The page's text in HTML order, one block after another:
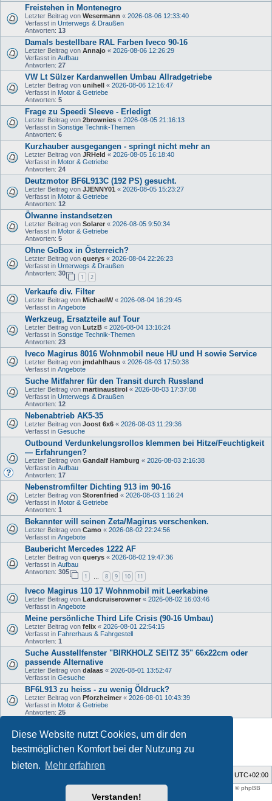
Diese Website nutzt Cookies, um dir den
bestmöglichen Komfort bei der Nutzung zu
bieten. Mehr erfahren
Verstanden!
Freistehen in Montenegro
Letzter Beitrag von Wesermann « 2026-08-06 12:33:40
Verfasst in Unterwegs & Draußen
Antworten: 13
Damals bestellbare RAL Farben Iveco 90-16
Letzter Beitrag von Annajo « 2026-08-06 12:26:29
Verfasst in Aufbau
Antworten: 27
VW Lt Sülzer Kardanwellen Umbau Allradgetriebe
Letzter Beitrag von unihell « 2026-08-06 12:16:47
Verfasst in Motor & Getriebe
Antworten: 5
Frage zu Speedi Sleeve - Erledigt
Letzter Beitrag von 2brownies « 2026-08-05 21:16:13
Verfasst in Sonstige Technik-Themen
Antworten: 6
Kurzhauber ausgegangen - springt nicht mehr an
Letzter Beitrag von JRHeld « 2026-08-05 16:18:40
Verfasst in Motor & Getriebe
Antworten: 24
Deutzmotor BF6L913C (192 PS) gesucht.
Letzter Beitrag von JJENNY01 « 2026-08-05 15:23:27
Verfasst in Motor & Getriebe
Antworten: 12
Ölwanne instandsetzen
Letzter Beitrag von Solarer « 2026-08-05 9:50:34
Verfasst in Motor & Getriebe
Antworten: 5
Ohne GoBox in Österreich?
Letzter Beitrag von querys « 2026-08-04 22:26:23
Verfasst in Unterwegs & Draußen
Antworten: 30
1 2
Verkaufe div. Filter
Letzter Beitrag von MichaelW« 2026-08-04 16:29:45
Verfasst in Angebote
Werkzeug, Ersatzteile auf Tour
Letzter Beitrag von LutzB « 2026-08-04 13:16:24
Verfasst in Sonstige Technik-Themen
Antworten: 23
Iveco Magirus 8016 Wohnmobil neue HU und H sowie Service
Letzter Beitrag von jmdahlhaus « 2026-08-03 17:50:38
Verfasst in Angebote
Suche Mitfahrer für den Transit durch Russland
Letzter Beitrag von martinaustirol « 2026-08-03 17:37:08
Verfasst in Unterwegs & Draußen
Antworten: 12
Nebenabtrieb AK5-35
Letzter Beitrag von Joost 6x6 « 2026-08-03 11:29:36
Verfasst in Gesuche
Outbound Verdunkelungsrollos klemmen bei Hitze/Feuchtigkeit
— Erfahrungen?
Letzter Beitrag von Gandalf Hamburg « 2026-08-03 2:16:38
Verfasst in Aufbau
Antworten: 17
Nebenstromfilter Dichting 913 im 90-16
Letzter Beitrag von Storenfried « 2026-08-03 1:16:24
Verfasst in Motor & Getriebe
Antworten: 1
Bekannter will seinen Zeta/Magirus verschenken.
Letzter Beitrag von Camo « 2026-08-02 22:24:56
Verfasst in Angebote
Baubericht Mercedes 1222 AF
Letzter Beitrag von querys « 2026-08-02 19:47:36
Verfasst in Aufbau
Antworten: 305
1 8 9 10 11
Iveco Magirus 110 17 Wohnmobil mit Leerkabine
Letzter Beitrag von Landcruiserowner « 2026-08-02 16:03:46
Verfasst in Angebote
Meine persönliche Third Life Crisis (90-16 Umbau)
Letzter Beitrag von felix « 2026-08-01 22:54:15
Verfasst in Fahrerhaus & Fahrgestell
Antworten: 1
Suche Ausstellfenster "BIRKHOLZ SEITZ 35" 66x22cm oder
passende Alternative
Letzter Beitrag von dalaas « 2026-08-01 13:52:47
Verfasst in Gesuche
BF6L913 zu heiss - zu wenig Öldruck?
Letzter Beitrag von Pforzheimer « 2026-08-01 10:43:39
Verfasst in Motor & Getriebe
Antworten: 25
Die Suche ergab 33 Treffer • Seite1von
UTC+02:00
support forum tricolor phpBB
® Forum Software © phpBB
Limited